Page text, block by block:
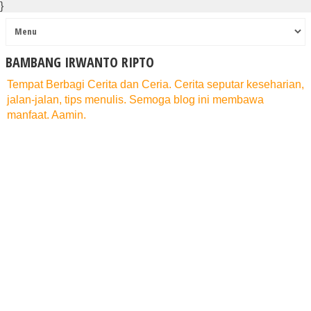
}
BAMBANG IRWANTO RIPTO
Tempat Berbagi Cerita dan Ceria. Cerita seputar keseharian,
jalan-jalan, tips menulis. Semoga blog ini membawa
manfaat. Aamin.